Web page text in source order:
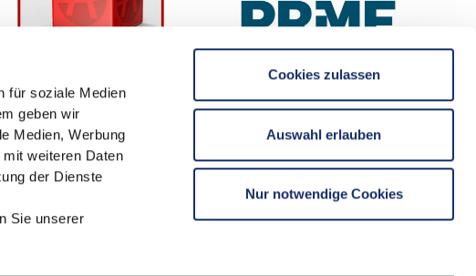
für soziale Medien
geben wir
Medien, Werbung
weiteren Daten
der Dienste
Sie unserer
Cookies zulassen
Auswahl erlauben
Nur notwendige Cookies